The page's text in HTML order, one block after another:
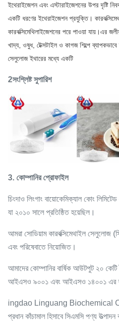
ইথেরাইজেশন এবং এস্টারাইজেশনের উপর দৃষ্টি
একটি ধরণের ইথেরাইজেশন প্রযুক্তি।
কারবক্সিমেথিলাইজেশনের পরে পাওয়া যায়।এর
খাদ্য, ওষুধ, টেক্সটাইল ও কাগজ শিল্পে
সেলুলোজ ইথারের মধ্যে একটি
2সংশ্লিষ্ট সুপারিশ
3. কোম্পানির প্রোফাইল
চিংদাও লিংগাং বায়োকেমিক্যাল কোং
যা ২০১০ সালে প্রতিষ্ঠিত হয়েছিল।
আমরা সোডিয়াম কারবক্সিমেথাইল সেলুলোজ
এবং পরিষেবাতে নিয়োজিত।
আমাদের কোম্পানির বার্ষিক আউটপুট ২০
আইএসও ৯০০১ এবং আইএসও ১৪০০১ এর
ingdao Linguang Biochemical
প্রধান কাঁচামাল হিসাবে সিএমসি পণ্য উত্পাদন